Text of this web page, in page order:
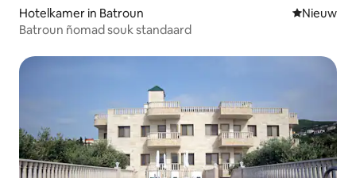
Hotelkamer in Batroun Nieuwe
Nieuw
Batroun ñomad souk standaard